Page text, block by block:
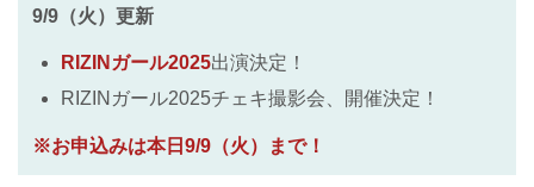
9/9（火）更新
RIZINガール2025出演決定！
RIZINガール2025チェキ撮影会、開催決定！
※お申込みは本日9/9（火）まで！